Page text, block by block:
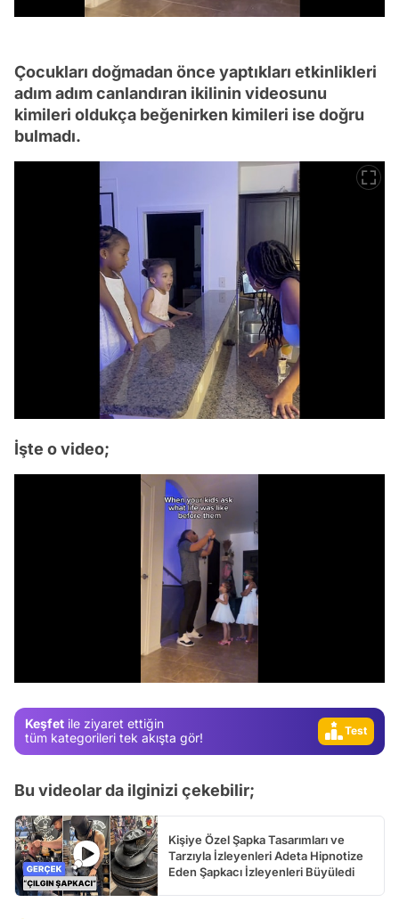
Çocukları doğmadan önce yaptıkları etkinlikleri
adım adım canlandıran ikilinin videosunu
kimileri oldukça beğenirken kimileri ise doğru
bulmadı.
İşte o video;
Keşfet ile ziyaret ettiğin
tüm kategorileri tek akışta gör!
Test
Bu videolar da ilginizi çekebilir;
Kişiye Özel Şapka Tasarımları ve
Tarzıyla İzleyenleri Adeta Hipnotize
Eden Şapkacı İzleyenleri Büyüledi